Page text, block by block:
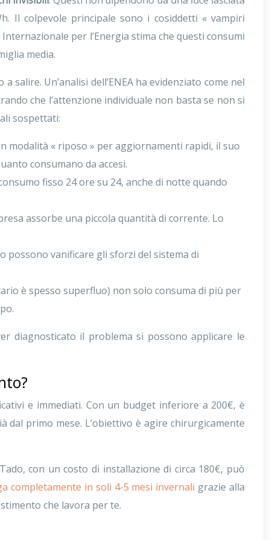
Il colpevole principale sono i cosiddetti « vampiri
per l’Energia stima che questi consumi
media.
Un’analisi dell’ENEA ha evidenziato come nel
che l’attenzione individuale non basta se non si
sospettati:
modalità « riposo » per aggiornamenti rapidi, il suo
consumano da accesi.
fisso 24 ore su 24, anche di notte quando
assorbe una piccola quantità di corrente. Lo
vanificare gli sforzi del sistema di
è spesso superfluo) non solo consuma di più per
diagnosticato il problema si possono applicare le
e immediati. Con un budget inferiore a 200€, è
dal primo mese. L’obiettivo è agire chirurgicamente
con un costo di installazione di circa 180€, può
completamente in soli 4-5 mesi invernali grazie alla
che lavora per te.